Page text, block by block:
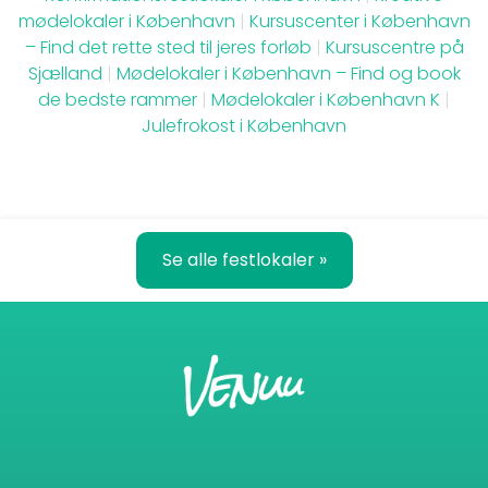
mødelokaler i København | Kursuscenter i København
– Find det rette sted til jeres forløb | Kursuscentre på
Sjælland | Mødelokaler i København – Find og book
de bedste rammer | Mødelokaler i København K |
Julefrokost i København
Se alle festlokaler »